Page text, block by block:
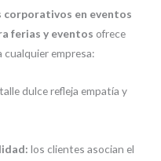
corporativos en eventos
ferias y eventos ofrece
empresa:
dulce refleja empatía y
los clientes asocian el